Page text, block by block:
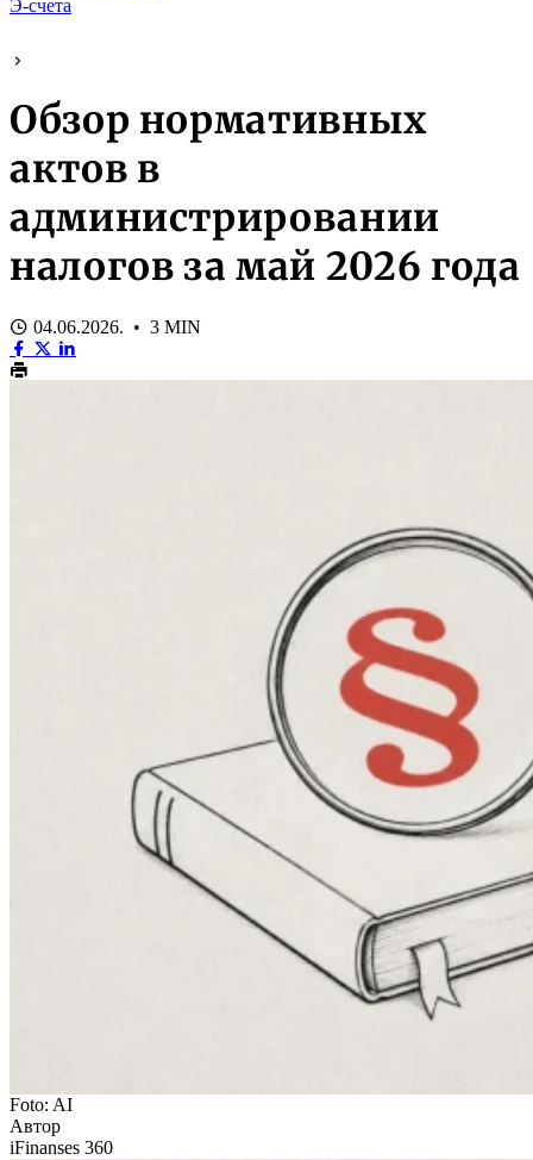
Э-счета
Обзор нормативных
актов в
администрировании
налогов за май 2026 года
04.06.2026. • 3 MIN
Foto: AI
Автор
iFinanses 360